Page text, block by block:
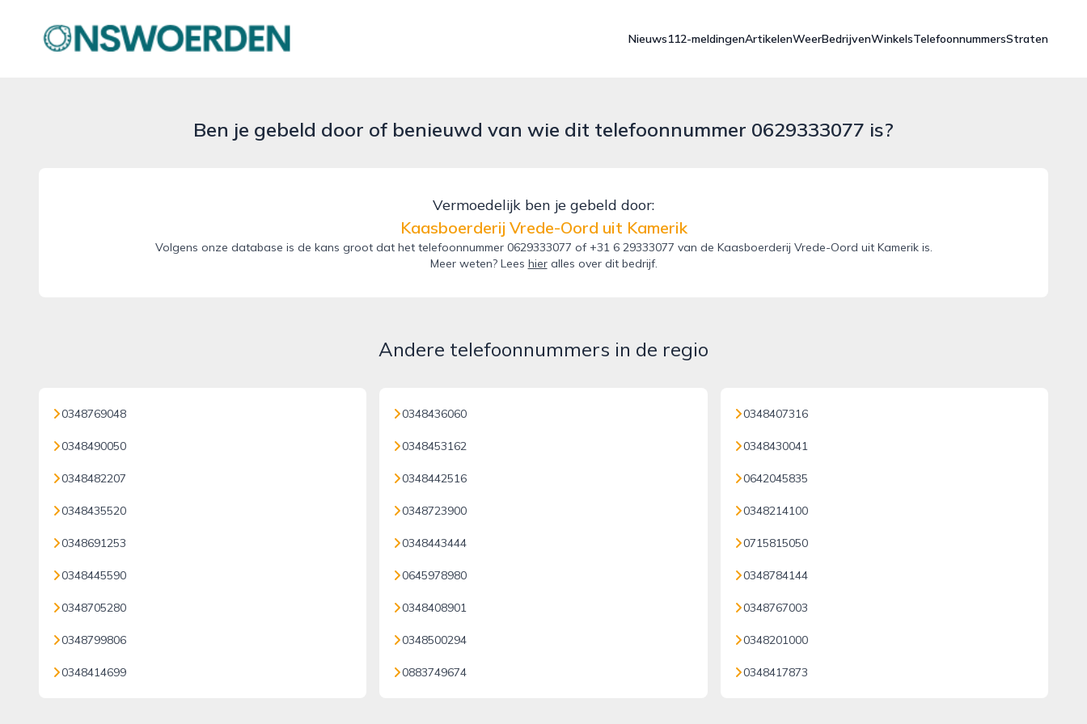
onswoerden.nl
Nieuws112-meldingenArtikelenWeerBedrijvenWinkelsTelefoonnummersStraten
Ben je gebeld door of benieuwd van wie dit telefoonnummer 0629333077 is?
Vermoedelijk ben je gebeld door:
Kaasboerderij Vrede-Oord uit Kamerik
Volgens onze database is de kans groot dat het telefoonnummer 0629333077 of +31 6 29333077 van de Kaasboerderij Vrede-Oord uit Kamerik is.
Meer weten? Lees hieralles over dit bedrijf.
Andere telefoonnummers in de regio
0348769048
0348490050
0348482207
0348435520
0348691253
0348445590
0348705280
0348799806
0348414699
0348436060
0348453162
0348442516
0348723900
0348443444
0645978980
0348408901
0348500294
0883749674
0348407316
0348430041
0642045835
0348214100
0715815050
0348784144
0348767003
0348201000
0348417873